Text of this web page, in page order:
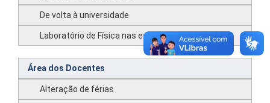
De volta à universidade
Laboratório de Física nas escolas
Área dos Docentes
Alteração de férias